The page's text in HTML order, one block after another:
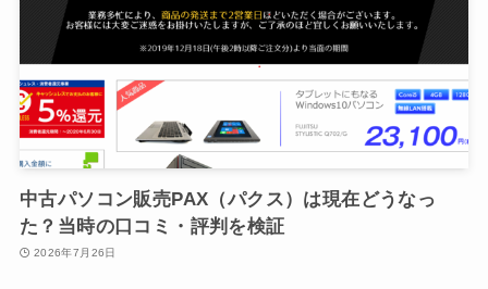
中古パソコン販売PAX（パクス）は現在どうなっ
た？当時の口コミ・評判を検証
2026年7月26日